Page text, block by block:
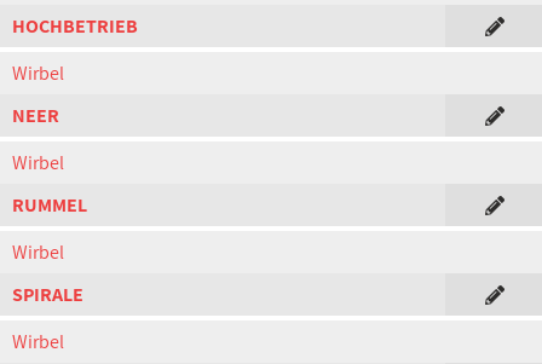
HOCHBETRIEB
Wirbel
NEER
Wirbel
RUMMEL
Wirbel
SPIRALE
Wirbel